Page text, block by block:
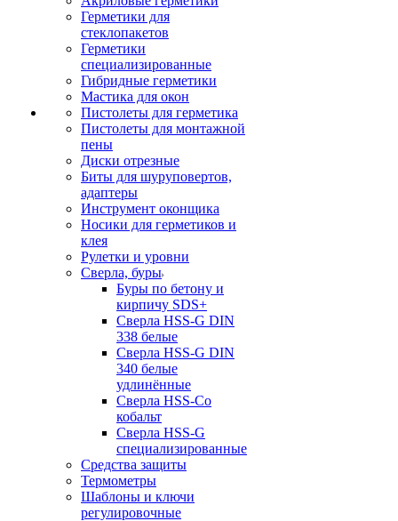
Герметики для
стеклопакетов
Герметики
специализированные
Гибридные герметики
Мастика для окон
Пистолеты для герметика
Пистолеты для монтажной
пены
Диски отрезные
Биты для шуруповертов,
адаптеры
Инструмент оконщика
Носики для герметиков и
клея
Рулетки и уровни
Сверла, буры
Буры по бетону и
кирпичу SDS+
Сверла HSS-G DIN
338 белые
Сверла HSS-G DIN
340 белые
удлинённые
Сверла HSS-Co
кобальт
Сверла HSS-G
специализированные
Средства защиты
Термометры
Шаблоны и ключи
регулировочные